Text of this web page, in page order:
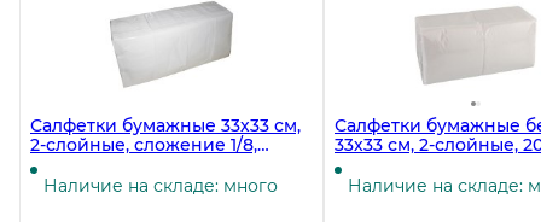
Салфетки бумажные 33х33 см,
2-слойные, сложение 1/8,
белые, 200 листов в упаковке,
8 пачек в коробке
Наличие на складе: много
Салфетки бумажные
33х33 см, 2-слойные,
листов в упаковке, 8
коробке
Наличие на складе: